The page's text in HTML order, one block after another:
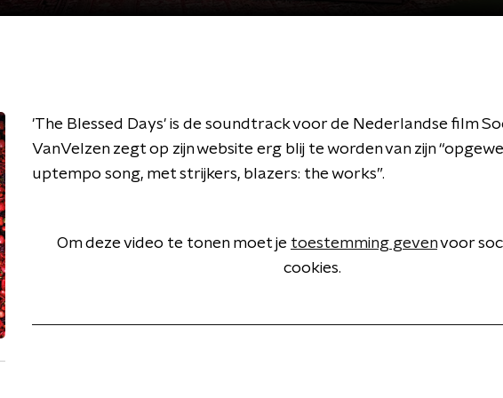
'The Blessed Days' is de soundtrack voor de Nederlandse film
VanVelzen zegt op zijn website erg blij te worden van zijn
uptempo song, met strijkers, blazers: the works”.
Om deze video te tonen moet je toestemming gevenvoor
cookies.